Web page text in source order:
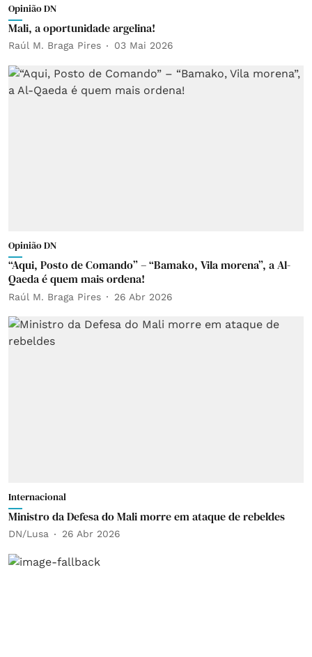
Opinião DN
Mali, a oportunidade argelina!
Raúl M. Braga Pires 03 Mai 2026
Opinião DN
“Aqui, Posto de Comando” – “Bamako, Vila morena”, a Al-
Qaeda é quem mais ordena!
Raúl M. Braga Pires 26 Abr 2026
Internacional
Ministro da Defesa do Mali morre em ataque de rebeldes
DN/Lusa 26 Abr 2026